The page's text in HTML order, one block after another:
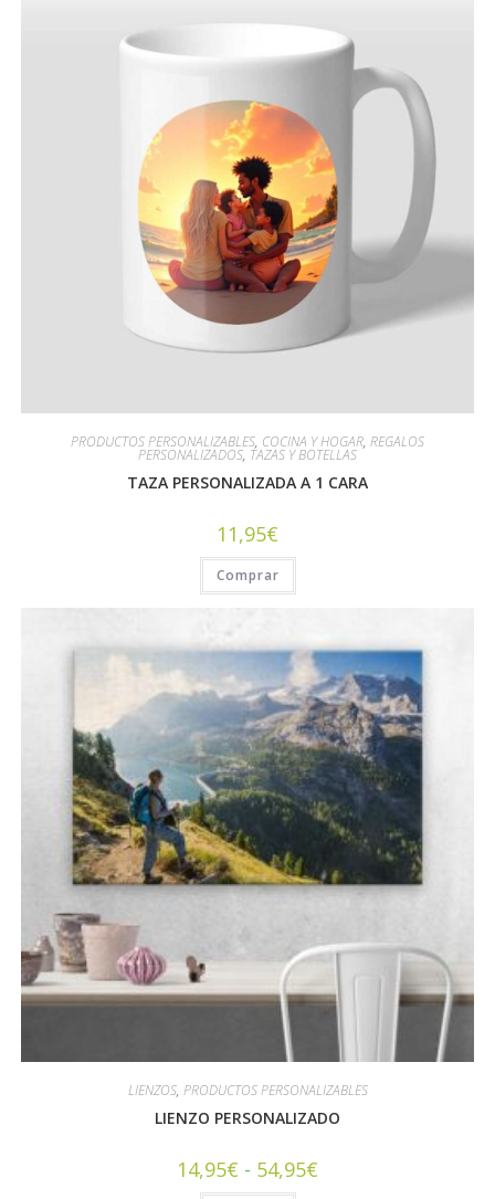
PRODUCTOS PERSONALIZABLES, COCINA Y HOGAR, REGALOS
PERSONALIZADOS, TAZAS Y BOTELLAS
TAZA PERSONALIZADA A 1 CARA
11,95€
Comprar
LIENZOS, PRODUCTOS PERSONALIZABLES
LIENZO PERSONALIZADO
14,95€ - 54,95€